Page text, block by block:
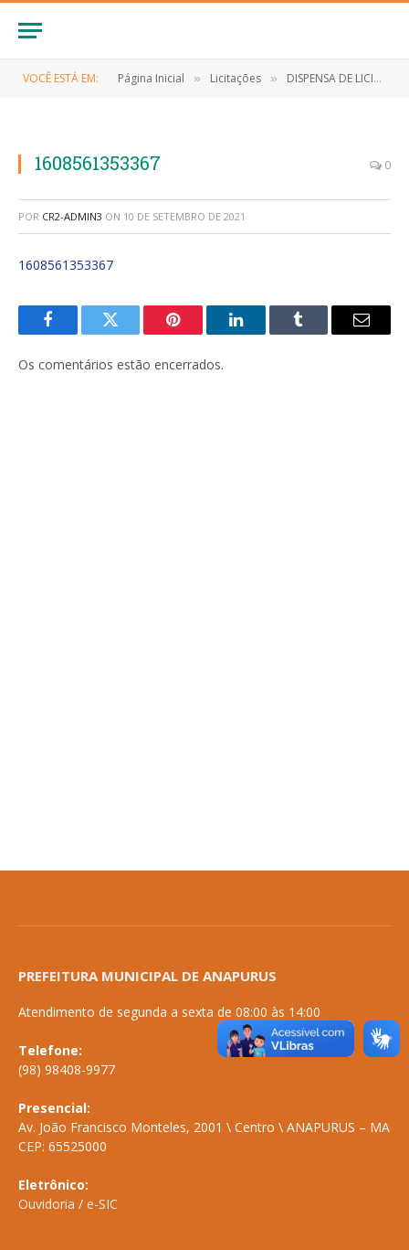
VOCÊ ESTÁ EM: Página Inicial » Licitações » DISPENSA DE LICITAÇÃO Nº 023/2020 (Contratação de empresa para contratação dos serviços de melhoramento de estrada vicinal no povoado São Gonçalo Município de Anapurus)
1608561353367 0
POR CR2-ADMIN3 ON 10 DE SETEMBRO DE 2021
1608561353367
FacebookTwitter Pinterest LinkedInTumblr
E-
Os comentários estão encerrados.
PREFEITURA MUNICIPAL DE ANAPURUS
Atendimento de segunda a sexta de 08:00 às 14:00
Telefone:
(98) 98408-9977
Presencial:
Av. João Francisco Monteles, 2001 \ Centro \ ANAPURUS – MA
CEP: 65525000
Eletrônico:
Ouvidoria / e-SIC